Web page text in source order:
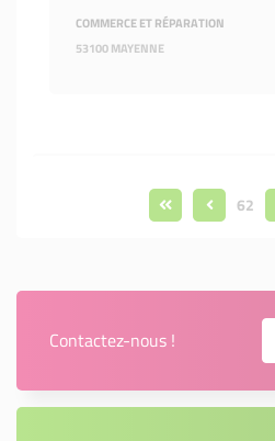
COMMERCE ET RÉPARATION
53100 MAYENNE
62
Contactez-nous !